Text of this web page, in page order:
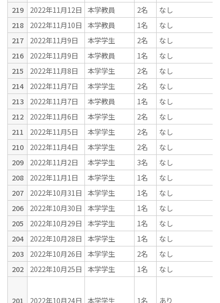
219
2022年11月12日 本学教員 2名
なし
218
2022年11月10日 本学教員 1名
なし
217
2022年11月9日 本学学生 2名
なし
216
2022年11月9日 本学教員 1名
なし
215
2022年11月8日 本学学生 2名
なし
214
2022年11月7日 本学学生 2名
なし
213
2022年11月7日 本学教員 1名
なし
212
2022年11月6日 本学学生 2名
なし
211
2022年11月5日 本学学生 2名
なし
210
2022年11月4日 本学学生 2名
なし
209
2022年11月2日 本学学生 3名
なし
208
2022年11月1日 本学学生 1名
なし
207
2022年10月31日 本学学生 1名
なし
206
2022年10月30日 本学学生 1名
なし
205
2022年10月29日 本学学生 1名
なし
204
2022年10月28日 本学学生 1名
なし
203
2022年10月26日 本学学生 2名
なし
202
2022年10月25日 本学学生 1名 なし
201 2022年10月24日 本学学生 1名 あり